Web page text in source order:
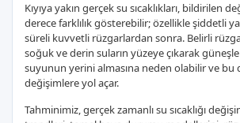
Kıyıya yakın gerçek su sıcaklıkları, bildirilen
derece farklılık gösterebilir; özellikle şiddetli
süreli kuvvetli rüzgarlardan sonra. Belirli
soğuk ve derin suların yüzeye çıkarak güneşle
suyunun yerini almasına neden olabilir ve bu
değişimlere yol açar.
Tahminimiz, gerçek zamanlı su sıcaklığı